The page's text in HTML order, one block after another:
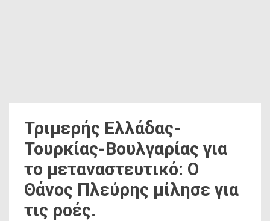
Τριμερής Ελλάδας-
Τουρκίας-Βουλγαρίας για
το μεταναστευτικό: Ο
Θάνος Πλεύρης μίλησε για
τις ροές.